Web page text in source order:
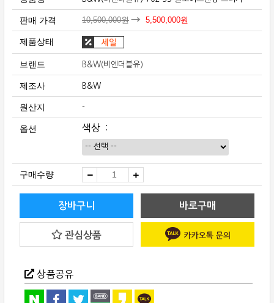
판매 가격 10,500,000원 5,500,000원
제품상태
브랜드 B&W(비엔더블유)
제조사 B&W
원산지 -
옵션 색상
구매수량
더
블
유)
702
S3
로
어
피
커
quantity
장바구니 바로구매
관심상품
상품공유